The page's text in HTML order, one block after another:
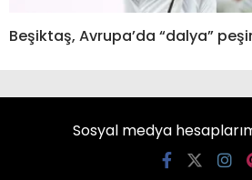
Beşiktaş, Avrupa’da “dalya”
Sosyal medya